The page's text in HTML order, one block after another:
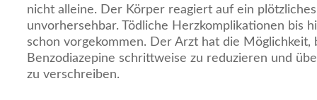
nicht alleine. Der Körper reagiert auf ein
unvorhersehbar. Tödliche Herzkomplikationen bis
schon vorgekommen. Der Arzt hat die Möglichkeit,
Benzodiazepine schrittweise zu reduzieren und
zu verschreiben.